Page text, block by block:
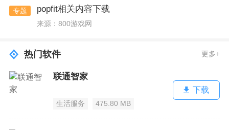
专题 popfit相关内容下载
来源：800游戏网
热门软件 更多+
联通智家
生活服务 475.80 MB
下载